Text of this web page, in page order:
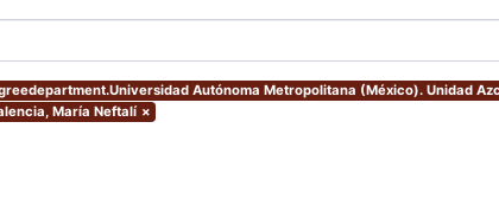
Autónoma Metropolitana (México). Unidad
María Neftalí ×